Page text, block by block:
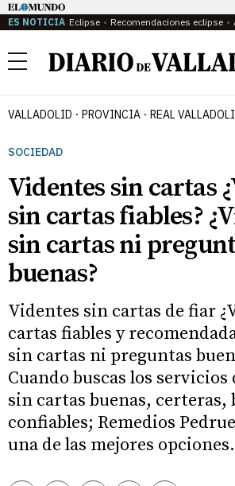
ES NOTICIA Eclipse Recomendaciones eclipse
Menú
VALLADOLID PROVINCIA REAL
SOCIEDAD
Videntes sin cartas
sin cartas fiables?
sin cartas ni
buenas?
Videntes sin cartas de fiar
cartas fiables y
sin cartas ni preguntas
Cuando buscas los
sin cartas buenas, certeras,
confiables; Remedios
una de las mejores opciones.